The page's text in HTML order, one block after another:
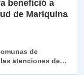
benefició a
de Mariquina
de
atenciones de…